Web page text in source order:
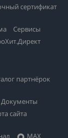
сертификат
Сервисы
партнёрок
Документы
сайта
MAX